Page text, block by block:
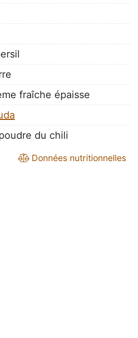
fraîche épaisse
du chili
Données nutritionnelles